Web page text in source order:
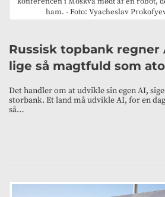
ham. - Foto: Vyacheslav
Russisk topbank regner
lige så magtfuld som
Det handler om at udvikle sin egen AI,
storbank. Et land må udvikle AI, for en
så…